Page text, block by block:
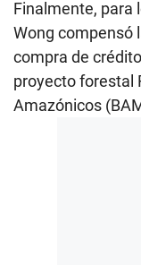
Finalmente, para
Wong compensó
compra de
proyecto forestal
Amazónicos